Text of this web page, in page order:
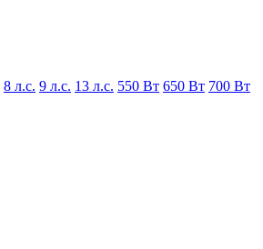
8 л.с. 9 л.с. 13 л.с. 550 Вт 650 Вт 700 Вт